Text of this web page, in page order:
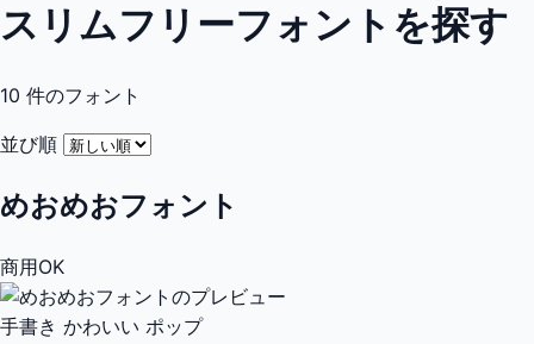
スリムフリーフォントを探す
10 件のフォント
並び順
めおめおフォント
商用OK
手書き かわいい ポップ